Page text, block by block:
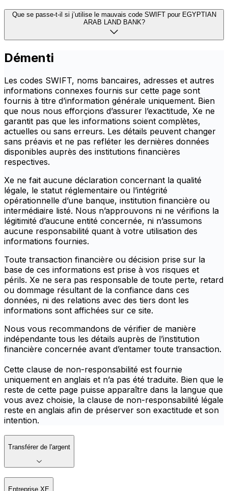
Que se passe-t-il si j’utilise le mauvais code SWIFT pour EGYPTIAN
ARAB LAND BANK?
Démenti
Les codes SWIFT, noms bancaires, adresses et autres
informations connexes fournis sur cette page sont
fournis à titre d’information générale uniquement. Bien
que nous nous efforçions d’assurer l’exactitude, Xe ne
garantit pas que les informations soient complètes,
actuelles ou sans erreurs. Les détails peuvent changer
sans préavis et ne pas refléter les dernières données
disponibles auprès des institutions financières
respectives.
Xe ne fait aucune déclaration concernant la qualité
légale, le statut réglementaire ou l’intégrité
opérationnelle d’une banque, institution financière ou
intermédiaire listé. Nous n’approuvons ni ne vérifions la
légitimité d’aucune entité concernée, ni n’assumons
aucune responsabilité quant à votre utilisation des
informations fournies.
Toute transaction financière ou décision prise sur la
base de ces informations est prise à vos risques et
périls. Xe ne sera pas responsable de toute perte, retard
ou dommage résultant de la confiance dans ces
données, ni des relations avec des tiers dont les
informations sont affichées sur ce site.
Nous vous recommandons de vérifier de manière
indépendante tous les détails auprès de l’institution
financière concernée avant d’entamer toute transaction.
Cette clause de non-responsabilité est fournie
uniquement en anglais et n’a pas été traduite. Bien que le
reste de cette page puisse apparaître dans la langue que
vous avez choisie, la clause de non-responsabilité légale
reste en anglais afin de préserver son exactitude et son
intention.
Transférer de l'argent
Entreprise XE